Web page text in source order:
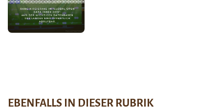
EBENFALLS IN DIESER RUBRIK